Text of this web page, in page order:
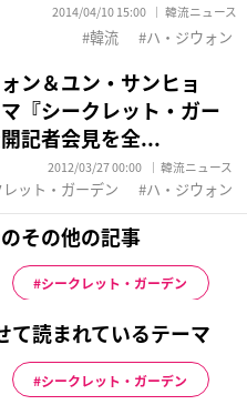
2014/04/10 15:00 韓流ニュース
韓流 ハ・ジウォン
ン＆ユン・サンヒョ
『シークレット・ガー
記者会見を全...
2012/03/27 00:00 韓流ニュース
ット・ガーデン ハ・ジウォン
その他の記事
シークレット・ガーデン
読まれているテーマ
シークレット・ガーデン